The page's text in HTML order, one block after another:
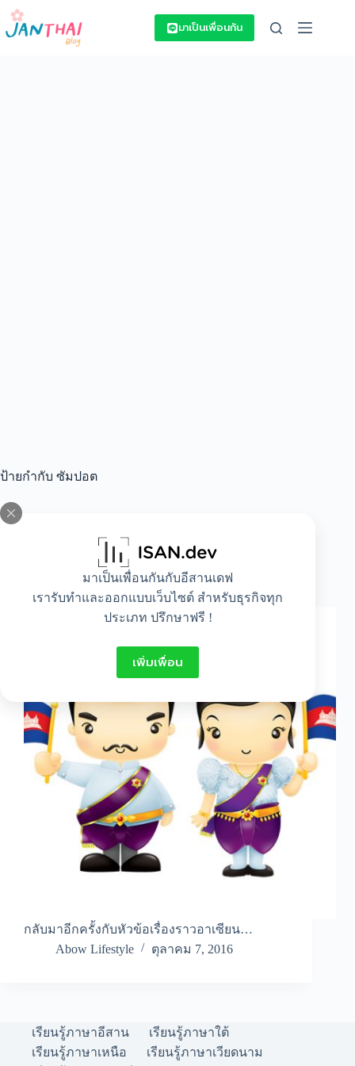
Skip
content
มาเป็นเพื่อนกันกับอีสานเดฟ
เรารับทำและออกแบบเว็บไซต์ สำหรับธุรกิจทุก
ประเภท ปรึกษาฟรี !
เพิ่มเพื่อน
มาเป็นเพื่อนกัน
ป้ายกำกับ ซัมปอต
Lifestyle
ชุดประจําชาติกัมพูชา
กลับมาอีกครั้งกับหัวข้อเรื่องราวอาเซียน…
Abow Lifestyle
ตุลาคม 7, 2016
เรียนรู้ภาษาอีสาน
เรียนรู้ภาษาใต้
เรียนรู้ภาษาเหนือ
เรียนรู้ภาษาเวียดนาม